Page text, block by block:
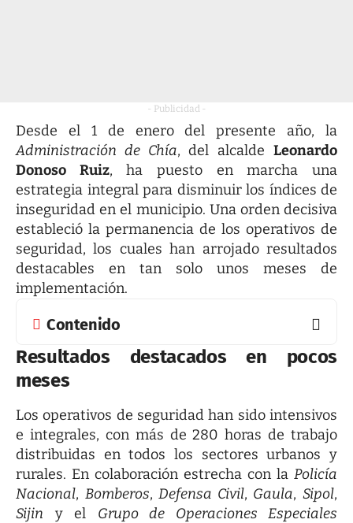
- Publicidad -
Desde el 1 de enero del presente año, la
Administración de Chía, del alcaldeLeonardo
Donoso Ruiz, ha puesto en marcha una
estrategia integral para disminuir los índices de
inseguridad en el municipio. Una orden decisiva
estableció la permanencia de los operativos de
seguridad, los cuales han arrojado resultados
destacables en tan solo unos meses de
implementación.
Contenido
Resultados destacados en pocos
meses
Los operativos de seguridad han sido intensivos
e integrales, con más de 280 horas de trabajo
distribuidas en todos los sectores urbanos y
rurales. En colaboración estrecha con la Policía
Nacional, Bomberos,Defensa Civil, Gaula,Sipol,
Sijin y el Grupo de Operaciones Especiales